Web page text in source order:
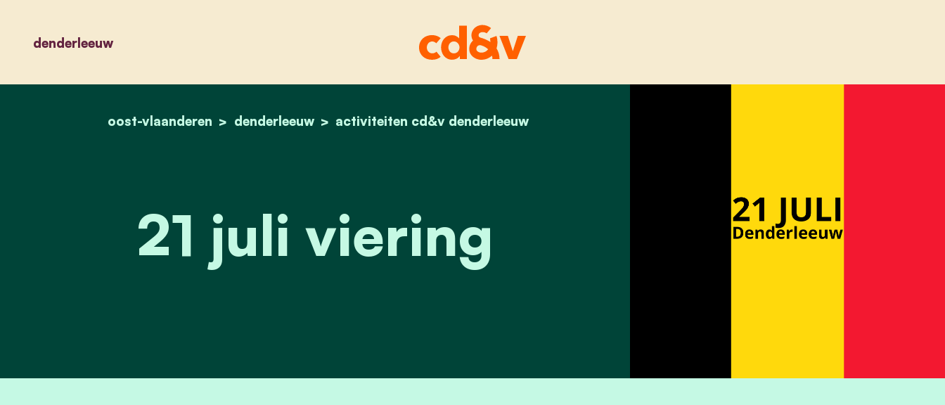
denderleeuw
home
oost-vlaanderen denderleeuw activiteiten cd&v denderleeuw
21 juli viering
21 juli viering